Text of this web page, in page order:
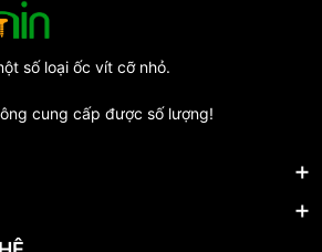
số loại ốc vít cỡ nhỏ.
cung cấp được số lượng!